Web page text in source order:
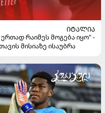
ᲘᲢᲐᲚᲘᲐ
რაიმეს მოგება იყო" -
მისიაზე ისაუბრა